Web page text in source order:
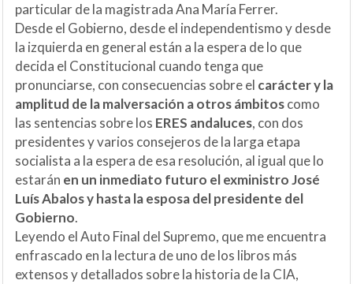
particular de la magistrada Ana María Ferrer.
Desde el Gobierno, desde el independentismo y desde
la izquierda en general están a la espera de lo que
decida el Constitucional cuando tenga que
pronunciarse, con consecuencias sobre el carácter y la
amplitud de la malversación a otros ámbitoscomo
las sentencias sobre los ERES andaluces, con dos
presidentes y varios consejeros de la larga etapa
socialista a la espera de esa resolución, al igual que lo
estarán en un inmediato futuro el exministro José
Luís Abalos y hasta la esposa del presidente del
Gobierno.
Leyendo el Auto Final del Supremo, que me encuentra
enfrascado en la lectura de uno de los libros más
extensos y detallados sobre la historia de la CIA,